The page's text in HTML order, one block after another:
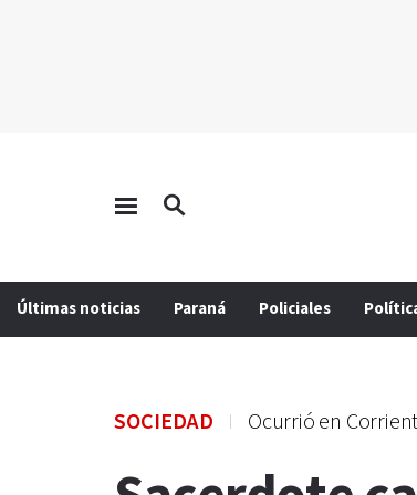
Últimas noticias Paraná Policiales
SOCIEDAD Ocurrió en